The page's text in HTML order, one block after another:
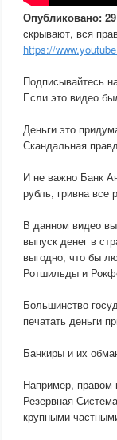
Опубликовано: 29
скрывают, вся
https://
Подписывайтесь
Если это видео
Деньги это
Скандальная
И не важно Банк
рубль, гривна все
В данном видео
выпуск денег в
выгодно, что бы
Ротшильды и
Большинство
печатать деньги
Банкиры и их
Например, правом
Резервная
крупными